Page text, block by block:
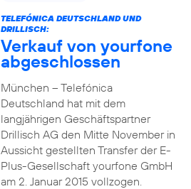
TELEFÓNICA DEUTSCHLAND UND
DRILLISCH:
Verkauf von yourfone
abgeschlossen
München – Telefónica
Deutschland hat mit dem
langjährigen Geschäftspartner
Drillisch AG den Mitte November in
Aussicht gestellten Transfer der E-
Plus-Gesellschaft yourfone GmbH
am 2. Januar 2015 vollzogen.